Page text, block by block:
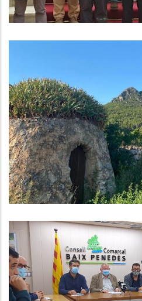
EL CCBP IMPULSA
LA PEDRA SECA
Altres
ALCALDES I
REBUTGEN ELS